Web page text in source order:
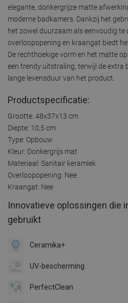
elegante, donkergrijze matte
moderne badkamers. Dankzij het
het zowel duurzaam als eenvoudig te
overloopopening en kraangat biedt
De rechthoekige vorm en het matte
een trendy uitstraling, terwijl de extra
lange levensduur van het product.
Productspecificatie:
Grootte: 48x37x13 cm
Diepte: 10,5 cm
Type: Opbouw
Kleur: Donkergrijs mat
Materiaal: Sanitair keramiek
Overloopopening: Nee
Kraangat: Nee
Innovatieve oplossingen die
gebruikt
Ceramika+
UV-bescherming
PerfectClean